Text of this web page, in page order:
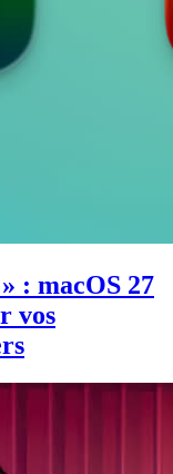
: macOS 27
vos